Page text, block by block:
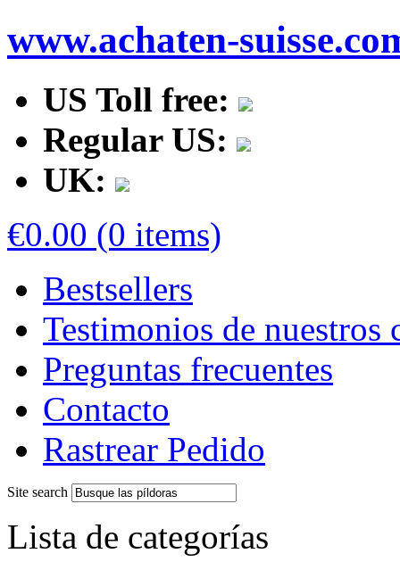
www.achaten-
US Toll free:
Regular US:
UK:
€0.00 (0 items)
Bestsellers
Testimonios de nuestros
Preguntas frecuentes
Contacto
Rastrear Pedido
Site search
Lista de categorías